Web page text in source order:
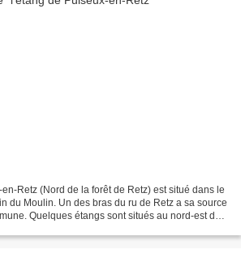
Retz (Nord de la forêt de Retz) est situé dans le
du Moulin. Un des bras du ru de Retz a sa source
Quelques étangs sont situés au nord-est du